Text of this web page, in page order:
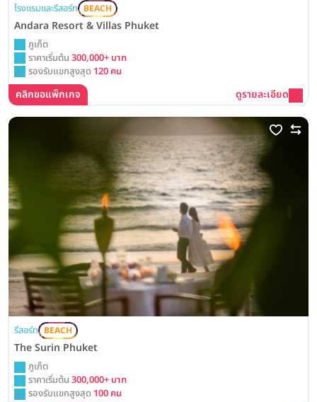
โรงแรมและรีสอร์ท BEACH
Andara Resort & Villas Phuket
ภูเก็ต
ราคาเริ่มต้น 300,000+ บาท
รองรับแขกสูงสุด 120 คน
คลิกขอแพ็กเกจ ดูรายละเอียด
รีสอร์ท BEACH
The Surin Phuket
ภูเก็ต
ราคาเริ่มต้น 300,000+ บาท
รองรับแขกสูงสุด 100 คน